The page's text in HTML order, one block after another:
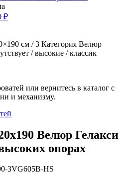
₽
см / 3 Категория Велюр
/ высокие / классик
или вернитесь в каталог с
и механизму.
Велюр Гелакси
опорах
3VG605B-HS